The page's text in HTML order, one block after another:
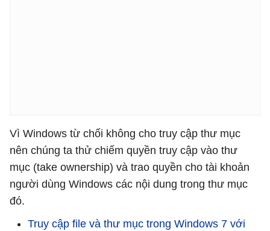
Vì Windows từ chối không cho truy cập thư mục
nên chúng ta thử chiếm quyền truy cập vào thư
mục (take ownership) và trao quyền cho tài khoản
người dùng Windows các nội dung trong thư mục
đó.
Truy cập file và thư mục trong Windows 7 với